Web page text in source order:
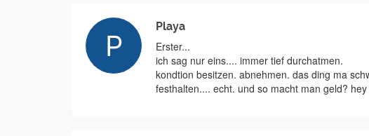
Playa
Erster...
ich sag nur eins.... immer tief durchatmen.
kondtion besitzen. abnehmen. das ding ma
festhalten.... echt. und so macht man geld?